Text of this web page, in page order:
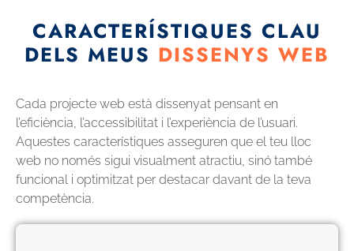
CARACTERÍSTIQUES CLAU
DELS MEUS DISSENYS WEB
Cada projecte web està dissenyat pensant en
l’eficiència, l’accessibilitat i l’experiència de l’usuari.
Aquestes característiques asseguren que el teu lloc
web no només sigui visualment atractiu, sinó també
funcional i optimitzat per destacar davant de la teva
competència.